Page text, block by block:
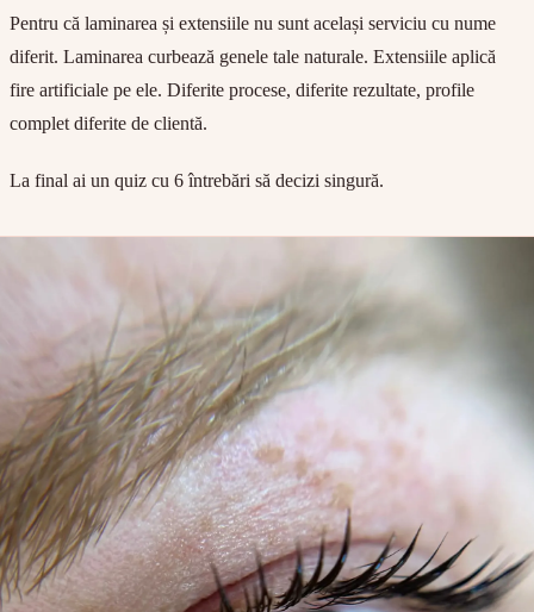
Pentru că laminarea și extensiile nu sunt același serviciu cu nume
diferit. Laminarea curbează genele tale naturale. Extensiile aplică
fire artificiale pe ele. Diferite procese, diferite rezultate, profile
complet diferite de clientă.
La final ai un quiz cu 6 întrebări să decizi singură.